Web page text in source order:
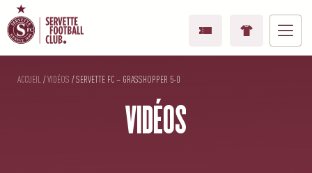
ACCUEIL /VIDÉOS /SERVETTE FC – GRASSHOPPER 5-0
VIDÉOS